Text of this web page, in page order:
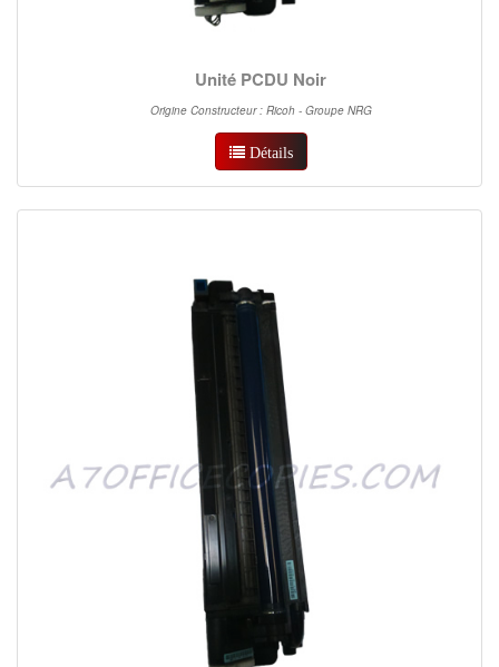
Unité PCDU Noir
Origine Constructeur : Ricoh - Groupe NRG
Détails